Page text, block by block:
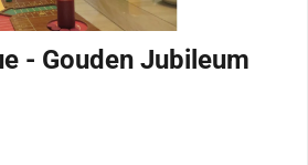
- Gouden Jubileum